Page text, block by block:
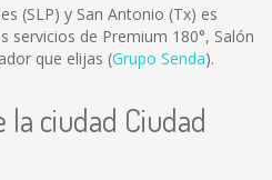
(SLP) y San Antonio (Tx) es
servicios de Premium 180°, Salón
que elijas (Grupo Senda).
ciudad Ciudad